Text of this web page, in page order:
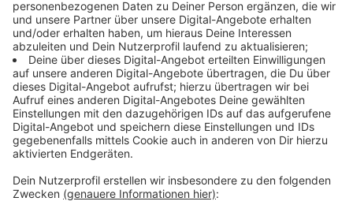
©Sparkassenverband Westfalen-Lippe
Liane Buchholz, Präsidentin Sparkassenverband
Westfalen-Lippe
Anzeige
Liane Buchholz geht damit in ihre zweite Amtszeit als
Präsidentin des Sparkassenverbandes Westfalen-